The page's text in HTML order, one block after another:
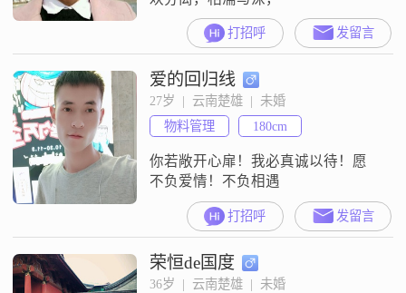
打招呼 发留言
爱的回归线
27岁  |  云南楚雄  |  未婚
物料管理
180cm
你若敞开心扉！我必真诚以待！愿
不负爱情！不负相遇
打招呼 发留言
荣恒de国度
36岁  |  云南楚雄  |  未婚